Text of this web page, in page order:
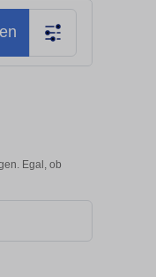
Egal, ob